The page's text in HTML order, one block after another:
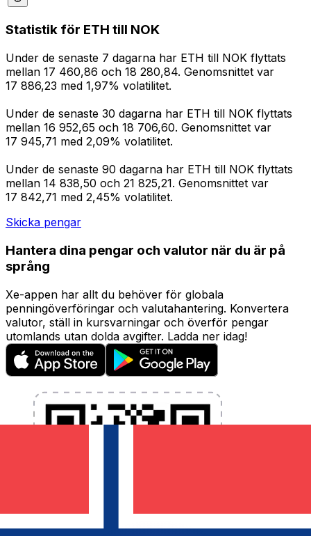
Statistik för ETH till NOK
Under de senaste 7 dagarna har ETH till NOK flyttats
mellan 17 460,86 och 18 280,84. Genomsnittet var
17 886,23 med 1,97% volatilitet.
Under de senaste 30 dagarna har ETH till NOK flyttats
mellan 16 952,65 och 18 706,60. Genomsnittet var
17 945,71 med 2,09% volatilitet.
Under de senaste 90 dagarna har ETH till NOK flyttats
mellan 14 838,50 och 21 825,21. Genomsnittet var
17 842,71 med 2,45% volatilitet.
Skicka pengar
Hantera dina pengar och valutor när du är på
språng
Xe-appen har allt du behöver för globala
penningöverföringar och valutahantering. Konvertera
valutor, ställ in kursvarningar och överför pengar
utomlands utan dolda avgifter. Ladda ner idag!